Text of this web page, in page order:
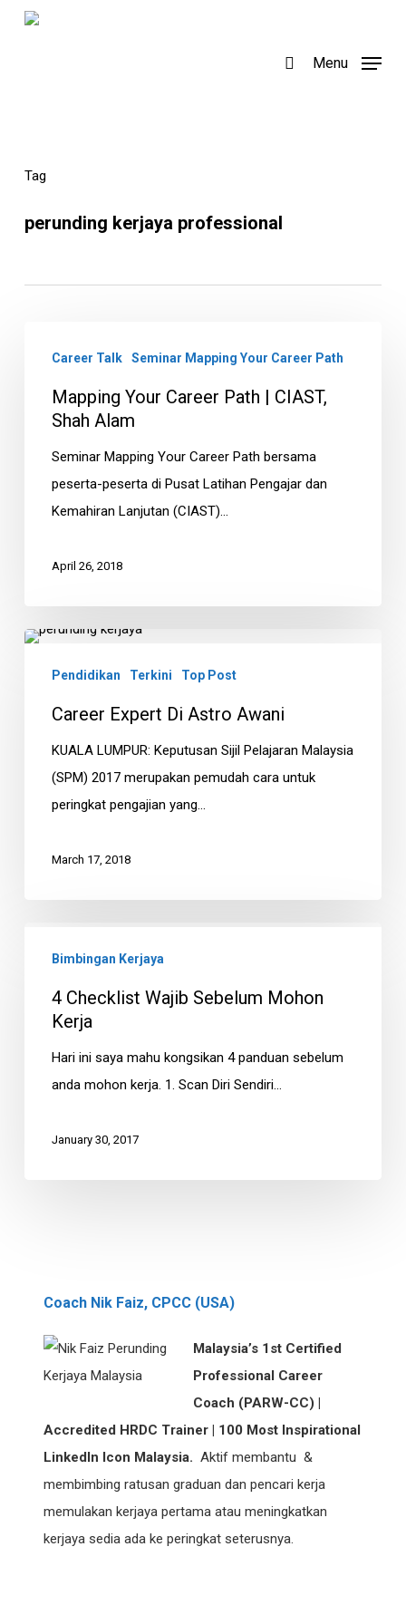
Menu
Tag
perunding kerjaya professional
Career
Career Talk Seminar Mapping Your Career Path
Mapping Your Career Path | CIAST,
Shah Alam
Seminar Mapping Your Career Path bersama
peserta-peserta di Pusat Latihan Pengajar dan
Kemahiran Lanjutan (CIAST)…
April 26, 2018
Career
Expert
Astro
Awani
Pendidikan Terkini Top Post
Career Expert Di Astro Awani
KUALA LUMPUR: Keputusan Sijil Pelajaran Malaysia
(SPM) 2017 merupakan pemudah cara untuk
peringkat pengajian yang…
March 17, 2018
Checklist
Sebelum
Bimbingan Kerjaya
4 Checklist Wajib Sebelum Mohon
Kerja
Hari ini saya mahu kongsikan 4 panduan sebelum
anda mohon kerja. 1. Scan Diri Sendiri…
January 30, 2017
Coach Nik Faiz, CPCC (USA)
Malaysia’s 1st Certified
Professional Career
Coach (PARW-CC) |
Accredited HRDC Trainer | 100 Most Inspirational
LinkedIn Icon Malaysia. Aktif membantu &
membimbing ratusan graduan dan pencari kerja
memulakan kerjaya pertama atau meningkatkan
kerjaya sedia ada ke peringkat seterusnya.